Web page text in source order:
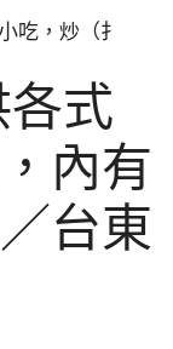
吃，炒（扌
各式
內有
台東